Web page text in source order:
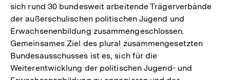
sich rund 30 bundesweit arbeitende Trägerverbände
der außerschulischen politischen Jugend und
Erwachsenenbildung zusammengeschlossen.
Gemeinsames Ziel des plural zusammengesetzten
Bundesausschusses ist es, sich für die
Weiterentwicklung der politischen Jugend- und